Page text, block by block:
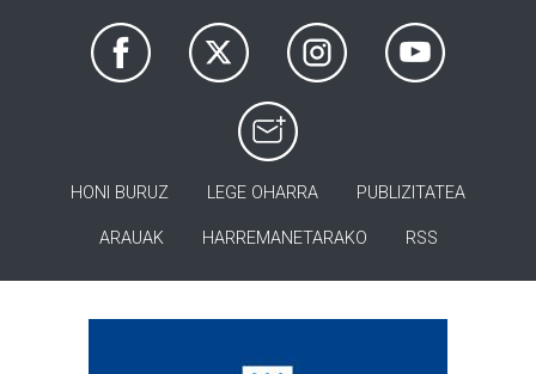
HONI BURUZ LEGE OHARRA PUBLIZITATEA
ARAUAK HARREMANETARAKO RSS